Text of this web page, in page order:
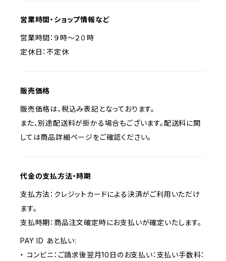
営業時間・ショップ情報など
営業時間：９時～２０時
定休日：不定休
販売価格
販売価格は、税込み表記となっております。
また、別途配送料が掛かる場合もございます。配送料に関
しては商品詳細ページをご確認ください。
代金の支払方法・時期
支払方法：クレジットカードによる決済がご利用いただけ
ます。
支払時期：商品注文確定時にお支払いが確定いたします。
PAY ID あと払い:
・ コンビニ：ご請求後翌月10日のお支払い：支払い手数料：